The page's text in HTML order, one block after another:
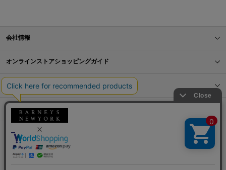
会社情報
オンラインストアショッピングガイド
店舗情報
サービス